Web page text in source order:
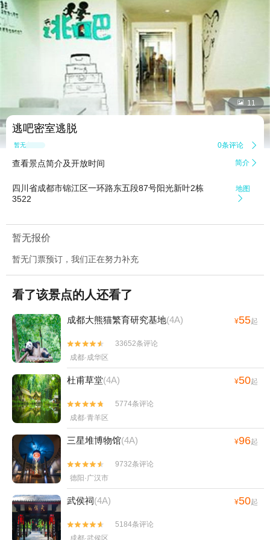
 11
逃吧密室逃脱
暂无点评 0条评论 
查看景点简介及开放时间 简介 
四川省成都市锦江区一环路东五段87号阳光新叶2栋
3522
地图

暂无报价
暂无门票预订，我们正在努力补充
看了该景点的人还看了
成都大熊猫繁育研究基地(4A) ¥55起


33652条评论
成都·成华区
杜甫草堂(4A) ¥50起


5774条评论
成都·青羊区
三星堆博物馆(4A) ¥96起


9732条评论
德阳·广汉市
武侯祠(4A) ¥50起


5184条评论
